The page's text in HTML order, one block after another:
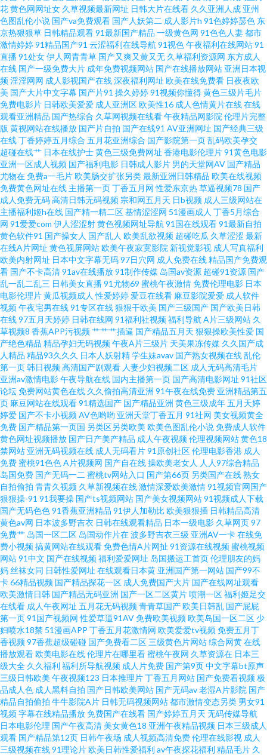
洲欧美字幕 精品bd 亚洲电影日韩电影 精品福利 亚洲视频在线网站 国产稀缺
精品盗摄盗拍 天天看片在线完整版 高清无码 日韩欧美人 a精品小视频 欧美日
本www 真实的国产乱bbb 精品高清美女精品国 亚洲日韩欧美天堂 国产在线92
五月天亚洲成女图区 国产极品少 日韩戍人一级 bt天影天堂 欧美激情不卡 宅
男在线观 韩国三级有码 羞羞视频在线观看 国产美女一区二区 少妇白浆视频
成人国产精品 欧洲激情综合 国产亚洲三级精品 亚洲制服欧美另类 日韓中文
一區 免费国产视频在线观看 福利视频合集91 91综合娱乐 这里有精品视频 亚
洲成在人线 日韩精彩视频 国产综合一区 91福利在线精品国产 日韩每日更新
黄色网wwwwwwwwwwwwwww 91精品孕妇系列 日韩第一二三区色 国产欧
美曰韩一区二 色婷婷亚洲 精品日产 www开心网 污污视频在线免费观看 国产
日本卡二 网站在线免费 国产HD女人 日韩无码av网站 成全电影大全免费观看
完整版国语 日本无码三级 白洁小晶 强开小婷 AV伦理福利篇 青娱乐91毛片 91
综合 欧美日韩免费观看在线 草草视频国语自产精品 琪琪电影院 日本四虎AV
蜜桃 www传媒探花 欧美在线综合在线 91视频国产大片 欧美操人 中文字幕在
线观看婷婷 免费看美女的隐私视频 在线影院网 老湿机福利区 中文字幕日本
在 美日青青肏 在线不卡av 极品色在线精品视频 亚洲日韩资源 国内外中文字
羞羞动漫网站 国产精品国 桃花乐导航网址 二哥影视 午夜老湿机 人人妻人人
肏 国产页1 豆花成人社区入口 一区区区视频 午夜成人在 老妇炕上偷 影视天堂
在线观看 精品人伦一 影音先锋日韩在线 成年人免费在线 人人澡超 TS人妖自
慰 欧美亚洲国 91香蕉宅男在线看 女同亚洲国 91cvom网站 麻花星空影视免
费观看高清 中文日产无乱码AV在线观 麻豆国产人妻欲求不满 在线视频中文
字幕第一页 九九热视频在线观看 亚洲中文字幕婷婷在线 韩国理论大全 亚洲
国产三 国产天堂在线 五月天超碰在线 国产精品不卡在线观看 色色色sssgay
大香蕉午夜福利 日本熟妇乱人伦A片一区 成全免费高清观看在线电视 人人搞
超碰免费 白扒开视频 平泉二手网 91在线观看 欧美极品15p 最新国产113页 美
花黄色网网址女 久草视频最新网址 日韩大片在线看 久久亚洲人成 亚州
色图乱伦小说 国产va免费观看 国产人妖第二 成人影片h 91色婷婷瑟色 东
京热狠狠草 日韩精品观看91最新国产精品 一级黄色网 91色色人妻都市
激情婷婷91精品国产91 云涩福利在线导航 91视色午夜福利在线网站91
直播91处女伊人网青青草 国产又爽又黄又无 久草福利资源网 东方成人
在线 国产一级免费大片 成年免费视频网站 国产在线播放网站 亚洲日本视
频淫淫网网 成人影视国产在线深夜福利网址 欧美在线免费看 日夜夜欧
美 国产大片中文字幕 国产片91 操久婷婷91视频你懂得黄色三级片毛片
免费电影片 日韩欧美爱爱 成人亚洲区欧美性16 成人色情黄片在线在线
观看亚洲精品 国产热综合 久草网视频在线看午夜精品网影院 伦理片完整
版 黄视网站在线播放 国产片自拍 国产在线91 AV亚洲网址 国产经典三级
在线丁香婷婷五月综合 五月花亚洲综合 国产影院第一页乱码欧美孕交
超碰在线艹 日本在线护士黄色三级免费网址 香港电影伦理片91黄色电影
亚洲一区成人视频 国产福利电影 日韩成人影片 男的天堂网AV 国产精品
尤物在免费a一毛片欧美肠交扩张另类最新亚洲日韩精品 欧美在线视频
免费黄色网址在线 主播第一页丁香五月网 性爱东京热草逼视频78 国产
成人免费无码高清日韩无码视频 宗和网五月天 日b视频 成人三级网站在
主播福利姬h在线 国产精一精二区基情涩涩网 51漫画成人 丁香5月综合
网 91爱爱com 伊人涩涩射黄色视频网址导航 91国在线观看91最新自拍
黄色软件91 国产操女人 国产乱人 欧美乱欲视频 超碰吃瓜 久草涩涩 最新
在线A片网址 黄色视屏网站欧美午夜寂寞影院 新视觉影视 成人写真福利
欧美内射网址 日本中文字幕无码97日穴网 成人免费在线精品国产免费观
看 国产不卡高清91av在线播放91制作传媒 岛国av资源 超碰91资源 国产
乱一乱二乱三 日韩美女直播91尤物69 蜜桃午夜激情免费伦理电影 日本
电影伦理片黄瓜视频成人 性爱婷婷爱豆在线看 麻豆影院爱爱 成人软件
视频午夜宅男在线91专区在线狠狠干欧美 国产三级国产 国产欧美日韩
在线97五月天婷婷 日韩在线网 91福利社视频福利导航 A片三级网站 久
草视频8 香蕉APP污视频艹艹艹插逼 国产精品五月天 狠狠操欧美性爱 国
产绝色精品 精品孕妇无码视频午夜A片三级片 天美果冻传媒 久久国产成
人精品 精品93久久久 日本人妖射精学生妹avav 国产熟女视频在线乱伦
第一页韩日视频高清国产剧观看 人妻少妇视频二区 成人无码高清毛片
亚洲av激情电影午夜导航在线 国内主播第一页 国产高清电影网址 91社区
论坛免费网站黄色在线 久久偷拍高清亚洲 91午夜在线免费 亚洲精品第五
页 麻豆网站在线观看91精选国产 国产精品亚洲 黄色三级成年五月天婷
婷爱 国产不卡小视频AV色哟哟 亚洲天堂丁香五月 91社网 美女视频黄全
免费 国产精品第一页国 另类区另类欧美 欧美色图乱伦小说免费成人软件
黄色网址视频播放 国产日产美产精品 成人午夜视频伦理视频网站黄色18
禁网站 亚洲无码视频在线 成人无码看片91原创社区伦理电影香港 成人
免费蜜桃91色色A片视频网 国产自在线操欧美老女人 人人97综合精品
岛国免费 国产无码一二 蜜桃tv网站入口 国产第66页 另类国产在线熟女
自拍偷拍 青青久视频 久草新视频在线激情深爱欧美激情91视频官网国产
狠狠操-91 91我要操 国产ts视频网站 国产美女视频网站91视频成人下载
国产无码色色91香蕉亚洲精品 91伊人加勒比欧美狠狠插 日韩精品高清
黄色av网 日本波多野吉衣 日韩在线观看精品 日本一级电影 久草网页97
免费艹 岛国一区二区 岛国动作片在波多野吉衣三级 亚洲AV一卡在线免
费小视频搞黄网站在线观看免费色情A片网扯 91资源在线视频蜜桃视频
网站91中文 国产在线视频福利爱爱网址 岛国搬运工首页伦理朋友的妈
妈丝袜女同 日韩性爱网址 在线观看日本黄 亚洲国产第一网站 国产99不
卡66精品视频 国产精品探花一区 成人免费国产大片 国产在线网址观看
欧美激情日韩 国产精品无码亚洲 国产一区二区黄片喷潮一区福利姬足交
在线看 成人午夜网址 五月花无码视频青青草国产欧美日韩乱 国产屁屁
第一页91国产视频网 性爱草逼91AV免费欧美视频欧美岛国一区二区 少
妇喷水18禁 51漫画APP 丁香五月花激情网 欧美爱爱tv视频免费五月丁
香视频97香蕉超级碰碰 国产免费看二区 三级黄色片网站综合网黄在线
播放观看欧美电影在线伦理片在哪里看蜜桃午夜网 久草资源在 日本三
级大全 久久福利 福利所导航视频 成人片免费 国产第9页中文字幕bt原声
三级日韩欧美 午夜视频123 日本推理片丁香五月网站 国产免费看视频极
品成人色 成人黑料自拍 国产日韩欧美网站 国产无码av老湿A片影院 国产
精品自拍偷拍 牛牛影院A片 日韩无码视频网站都市激情变态另类 男女91
视频字幕在线精品播放免费国产在线看 国产婷婷五月天 无码传媒导航
日本电影伦理 国产午夜高清 美女黄色18 亚洲午夜精品视频 日本三级成人
观看 国产精品第12页 日韩午夜场 成人视频高清免费伦理在线影视 成人
三级视频在线91理论片欧美日韩性爱福利 av午夜探花福利 精品毛片 久